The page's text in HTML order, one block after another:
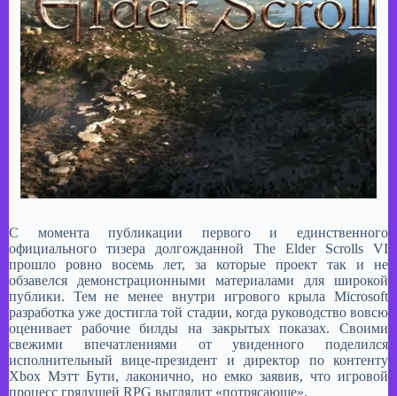
​С момента публикации первого и единственного
официального тизера долгожданной The Elder Scrolls VI
прошло ровно восемь лет, за которые проект так и не
обзавелся демонстрационными материалами для широкой
публики. Тем не менее внутри игрового крыла Microsoft
разработка уже достигла той стадии, когда руководство вовсю
оценивает рабочие билды на закрытых показах. Своими
свежими впечатлениями от увиденного поделился
исполнительный вице-президент и директор по контенту
Xbox Мэтт Бути, лаконично, но емко заявив, что игровой
процесс грядущей RPG выглядит «потрясающе».​